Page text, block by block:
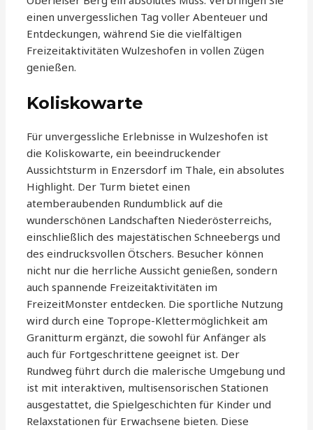
einen unvergesslichen Tag voller Abenteuer und
Entdeckungen, während Sie die vielfältigen
Freizeitaktivitäten Wulzeshofen in vollen Zügen
genießen.
Koliskowarte
Für unvergessliche Erlebnisse in Wulzeshofen ist
die Koliskowarte, ein beeindruckender
Aussichtsturm in Enzersdorf im Thale, ein absolutes
Highlight. Der Turm bietet einen
atemberaubenden Rundumblick auf die
wunderschönen Landschaften Niederösterreichs,
einschließlich des majestätischen Schneebergs und
des eindrucksvollen Ötschers. Besucher können
nicht nur die herrliche Aussicht genießen, sondern
auch spannende Freizeitaktivitäten im
FreizeitMonster entdecken. Die sportliche Nutzung
wird durch eine Toprope-Klettermöglichkeit am
Granitturm ergänzt, die sowohl für Anfänger als
auch für Fortgeschrittene geeignet ist. Der
Rundweg führt durch die malerische Umgebung und
ist mit interaktiven, multisensorischen Stationen
ausgestattet, die Spielgeschichten für Kinder und
Relaxstationen für Erwachsene bieten. Diese